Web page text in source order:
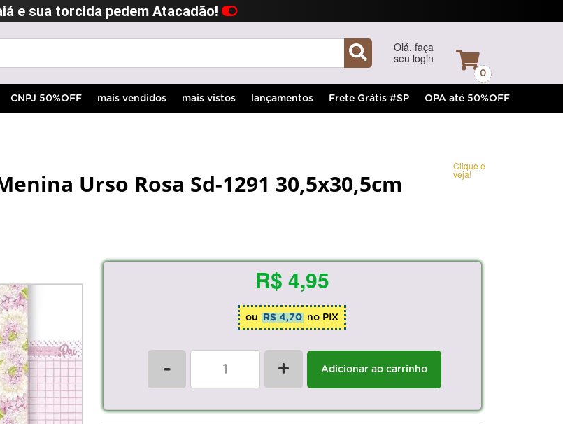
e sua torcida pedem Atacadão!
Olá, faça
seu login
0
CNPJ 50%OFF mais vendidos mais vistos lançamentos Frete Grátis #SP OPA até 50%OFF
Urso Rosa Sd-1291 30,5x30,5cm
Clique e
veja!
R$ 4,95
ou R$ 4,70 no PIX
- + Adicionar ao carrinho